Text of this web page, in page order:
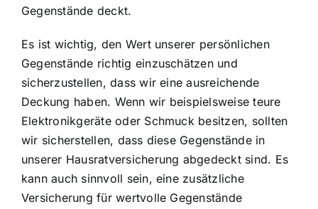
Gegenstände deckt.
Es ist wichtig, den Wert unserer persönlichen
Gegenstände richtig einzuschätzen und
sicherzustellen, dass wir eine ausreichende
Deckung haben. Wenn wir beispielsweise teure
Elektronikgeräte oder Schmuck besitzen, sollten
wir sicherstellen, dass diese Gegenstände in
unserer Hausratversicherung abgedeckt sind. Es
kann auch sinnvoll sein, eine zusätzliche
Versicherung für wertvolle Gegenstände